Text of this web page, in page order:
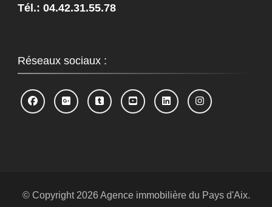
Tél.: 04.42.31.55.78
Réseaux sociaux :
© Copyright 2026 Agence immobilière du Pays d'Aix.